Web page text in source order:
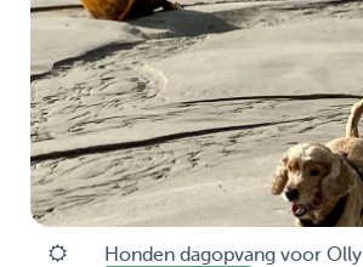
Honden dagopvang voor Olly